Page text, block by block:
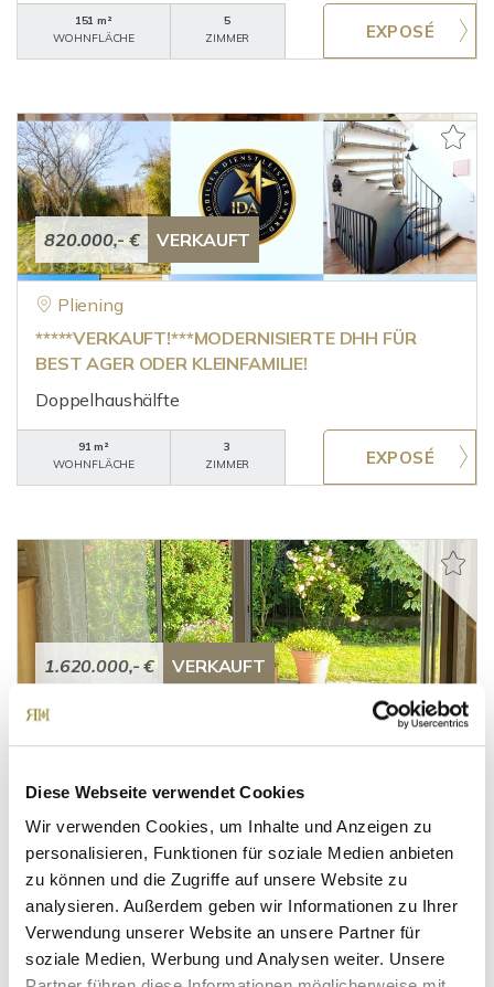
Diese Webseite verwendet Cookies
Wir verwenden Cookies, um Inhalte und Anzeigen zu
personalisieren, Funktionen für soziale Medien anbieten
zu können und die Zugriffe auf unsere Website zu
analysieren. Außerdem geben wir Informationen zu Ihrer
Verwendung unserer Website an unsere Partner für
soziale Medien, Werbung und Analysen weiter. Unsere
151 m²
WOHNFLÄCHE
5
ZIMMER
820.000,- € VERKAUFT
Pliening
*****VERKAUFT!***MODERNISIERTE DHH FÜR
BEST AGER ODER KLEINFAMILIE!
Doppelhaushälfte
91 m²
WOHNFLÄCHE
3
ZIMMER
1.620.000,- € VERKAUFT
bester Infrastruktur!
Doppelhaushälfte
WOHNFLÄCHE
6,5
ZIMMER